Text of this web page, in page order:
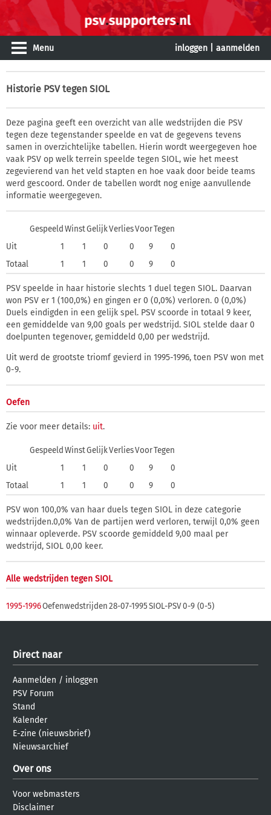
Menu inloggen aanmelden
Historie PSV tegen SIOL
Deze pagina geeft een overzicht van alle wedstrijden die PSV
tegen deze tegenstander speelde en vat de gegevens tevens
samen in overzichtelijke tabellen. Hierin wordt weergegeven hoe
vaak PSV op welk terrein speelde tegen SIOL, wie het meest
zegevierend van het veld stapten en hoe vaak door beide teams
werd gescoord. Onder de tabellen wordt nog enige aanvullende
informatie weergegeven.
Gespeeld WinstGelijkVerliesVoorTegen
Uit
1 1 0 0 9
0
Totaal
1 1 0 0 9 0
PSV speelde in haar historie slechts 1 duel tegen SIOL. Daarvan
won PSV er 1 (100,0%) en gingen er 0 (0,0%) verloren. 0 (0,0%)
Duels eindigden in een gelijk spel. PSV scoorde in totaal 9 keer,
een gemiddelde van 9,00 goals per wedstrijd. SIOL stelde daar 0
doelpunten tegenover, gemiddeld 0,00 per wedstrijd.
Uit werd de grootste triomf gevierd in 1995-1996, toen PSV won met
0-9.
Oefen
Zie voor meer details: uit.
Gespeeld WinstGelijkVerliesVoorTegen
Uit
1 1 0 0 9
0
Totaal
1 1 0 0 9 0
PSV won 100,0% van haar duels tegen SIOL in deze categorie
wedstrijden.0,0% Van de partijen werd verloren, terwijl 0,0% geen
winnaar opleverde. PSV scoorde gemiddeld 9,00 maal per
wedstrijd, SIOL 0,00 keer.
Alle wedstrijden tegen SIOL
1995-1996Oefenwedstrijden28-07-1995SIOL-PSV0-9 (0-5)
Direct naar
Aanmelden / inloggen
PSV Forum
Stand
Kalender
E-zine (nieuwsbrief)
Nieuwsarchief
Over ons
Voor webmasters
Disclaimer